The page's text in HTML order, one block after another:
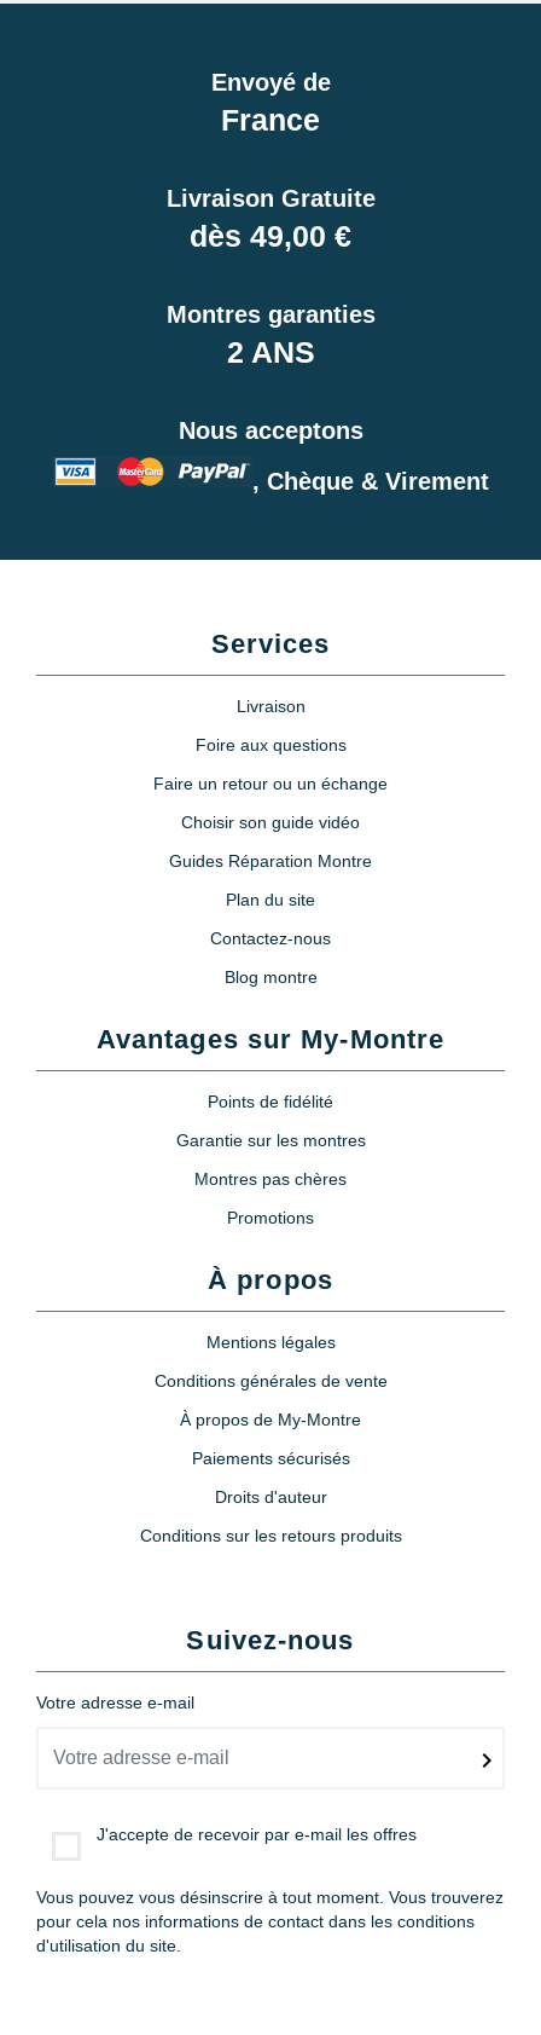
Envoyé de
France
Livraison Gratuite
dès 49,00 €
Montres garanties
2 ANS
Nous acceptons
, Chèque & Virement
Services
Livraison
Foire aux questions
Faire un retour ou un échange
Choisir son guide vidéo
Guides Réparation Montre
Plan du site
Contactez-nous
Blog montre
Avantages sur My-Montre
Points de fidélité
Garantie sur les montres
Montres pas chères
Promotions
À propos
Mentions légales
Conditions générales de vente
À propos de My-Montre
Paiements sécurisés
Droits d'auteur
Conditions sur les retours produits
Suivez-nous
Votre adresse e-mail
J'accepte de recevoir par e-mail les offres
Vous pouvez vous désinscrire à tout moment. Vous trouverez
pour cela nos informations de contact dans les conditions
d'utilisation du site.